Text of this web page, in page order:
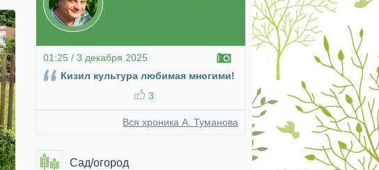
01:25 / 3 декабря 2025
Кизил культура любимая многими!
3
Вся хроника А. Туманова
Сад/огород